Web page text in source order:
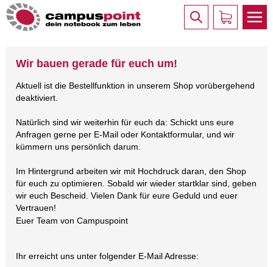
Wir bauen gerade für euch um!
Aktuell ist die Bestellfunktion in unserem Shop vorübergehend
deaktiviert.
Natürlich sind wir weiterhin für euch da: Schickt uns eure
Anfragen gerne per E-Mail oder Kontaktformular, und wir
kümmern uns persönlich darum.
Im Hintergrund arbeiten wir mit Hochdruck daran, den Shop
für euch zu optimieren. Sobald wir wieder startklar sind, geben
wir euch Bescheid. Vielen Dank für eure Geduld und euer
Vertrauen!
Euer Team von Campuspoint
Ihr erreicht uns unter folgender E-Mail Adresse: